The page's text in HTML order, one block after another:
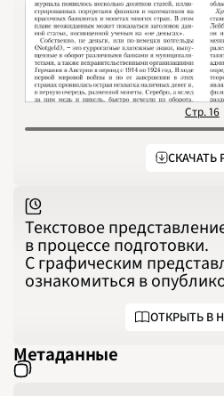
1994
1995
1996
1997
1998
1999
2000
2001
2002
2003
2004
2005
2007
2008
2013
2014
2015
2016
2017
2018
2019
2021
2022
Стр. 16
СКАЧАТЬ
Текстовое
в процессе подготовки.
С графическим
ознакомиться в
ОТКРЫТЬ В
Метаданные